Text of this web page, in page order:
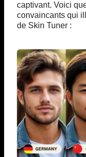
captivant. Voici
convaincants qui
de Skin Tuner :